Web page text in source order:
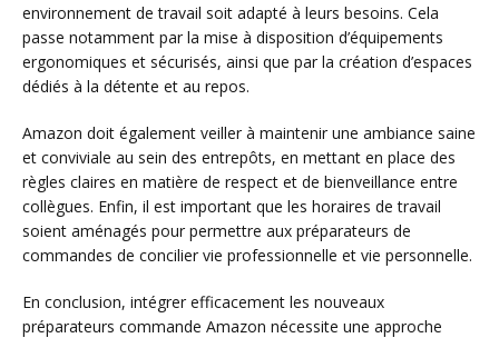
environnement de travail soit adapté à leurs besoins. Cela
passe notamment par la mise à disposition d’équipements
ergonomiques et sécurisés, ainsi que par la création d’espaces
dédiés à la détente et au repos.
Amazon doit également veiller à maintenir une ambiance saine
et conviviale au sein des entrepôts, en mettant en place des
règles claires en matière de respect et de bienveillance entre
collègues. Enfin, il est important que les horaires de travail
soient aménagés pour permettre aux préparateurs de
commandes de concilier vie professionnelle et vie personnelle.
En conclusion, intégrer efficacement les nouveaux
préparateurs commande Amazon nécessite une approche